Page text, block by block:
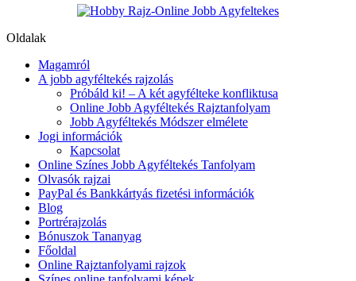
Oldalak
Magamról
A jobb agyféltekés rajzolás
Próbáld ki! – A két agyfélteke konfliktusa
Online Jobb Agyféltekés Rajztanfolyam
Jobb Agyféltekés Módszer elmélete
Jogi információk
Kapcsolat
Online Színes Jobb Agyféltekés Tanfolyam
Olvasók rajzai
PayPal és Bankkártyás fizetési információk
Blog
Portrérajzolás
Bónuszok Tananyag
Főoldal
Online Rajztanfolyami rajzok